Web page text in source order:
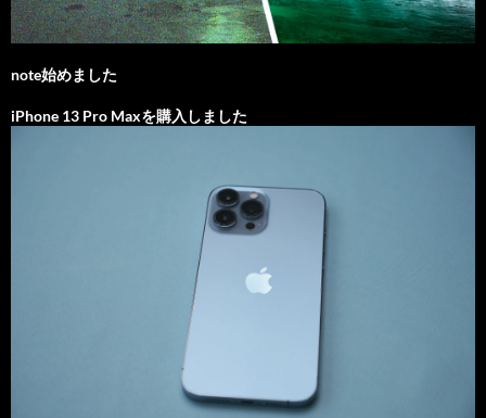
note始めました
iPhone 13 Pro Maxを購入しました